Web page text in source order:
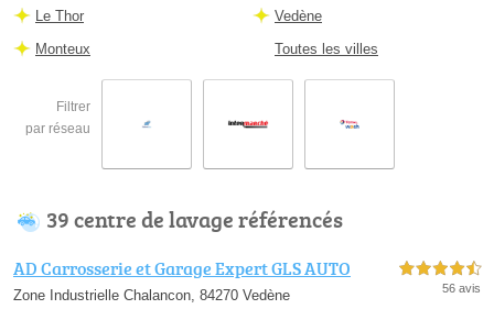
Le Thor
Monteux
Vedène
Toutes les villes
Filtrer
par réseau
39 centre de lavage référencés
AD Carrosserie et Garage Expert GLS AUTO
Zone Industrielle Chalancon, 84270 Vedène
4,5 étoiles sur 5
56 avis